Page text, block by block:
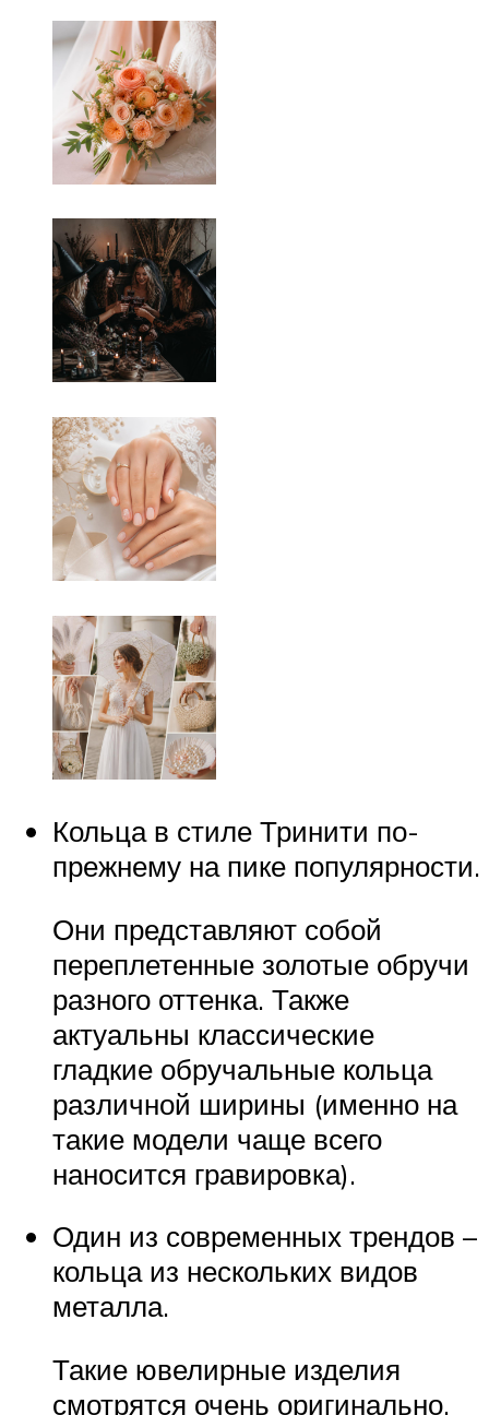
Кольца в стиле Тринити по-
прежнему на пике популярности.
Они представляют собой
переплетенные золотые обручи
разного оттенка. Также
актуальны классические
гладкие обручальные кольца
различной ширины (именно на
такие модели чаще всего
наносится гравировка).
Один из современных трендов –
кольца из нескольких видов
металла.
Такие ювелирные изделия
смотрятся очень оригинально.